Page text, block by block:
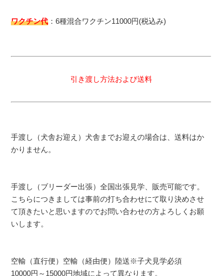
ワクチン代 ：6種混合ワクチン11000円(税込み)
引き渡し方法および送料
手渡し（犬舎お迎え）犬舎までお迎えの場合は、送料はか
かりません。
手渡し（ブリーダー出張）全国出張見学、販売可能です。
こちらにつきましては事前の打ち合わせにて取り決めさせ
て頂きたいと思いますのでお問い合わせの方よろしくお願
いします。
空輸（直行便）空輸（経由便）陸送※子犬見学必須
10000円～15000円地域によって異なります。